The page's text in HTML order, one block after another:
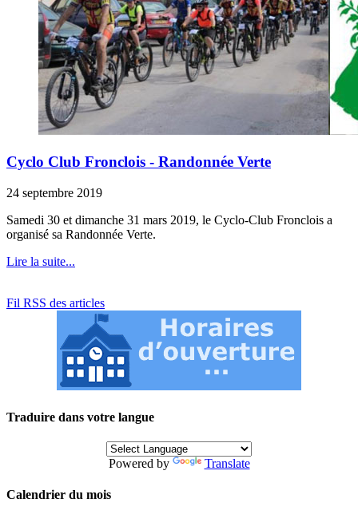
Cyclo Club Fronclois - Randonnée Verte
24 septembre 2019
Samedi 30 et dimanche 31 mars 2019, le Cyclo-Club Fronclois a
organisé sa Randonnée Verte.
Lire la suite...
Fil RSS des articles
Traduire dans votre langue
Powered by Translate
Calendrier du mois